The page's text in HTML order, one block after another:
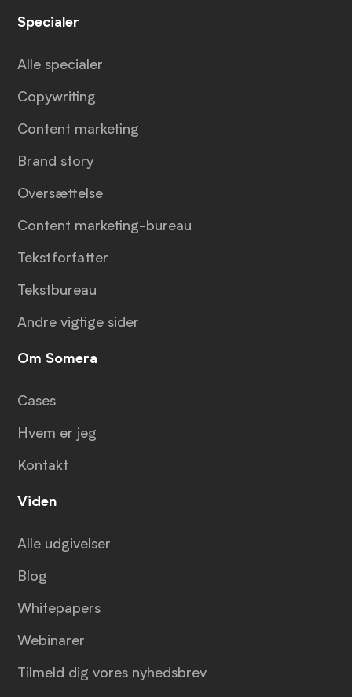
Specialer
Alle specialer
Copywriting
Content marketing
Brand story
Oversættelse
Content marketing-bureau
Tekstforfatter
Tekstbureau
Andre vigtige sider
Om Somera
Cases
Hvem er jeg
Kontakt
Viden
Alle udgivelser
Blog
Whitepapers
Webinarer
Tilmeld dig vores nyhedsbrev